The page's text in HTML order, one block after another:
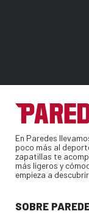
En Paredes
poco más al
zapatillas te
más ligeros y
empieza a
SOBRE